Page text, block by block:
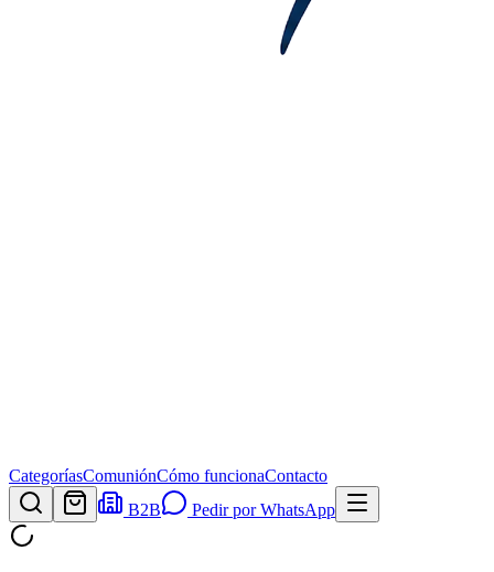
CategoríasComuniónCómo funcionaContacto
B2B
Pedir por WhatsApp